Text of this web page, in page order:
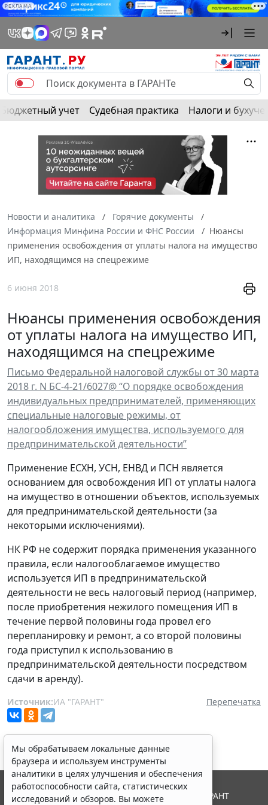
РЕКЛАМА
Бюджетный учет Судебная практика Налоги и
Новости и аналитика
Горячие документы
Информация Минфина России и ФНС России
Нюансы
применения освобождения от уплаты налога на имущество
ИП, находящимся на спецрежиме
6 июня 2018
Нюансы применения освобождения
от уплаты налога на имущество ИП,
находящимся на спецрежиме
Письмо Федеральной налоговой службы от 30 марта
2018 г. N БС-4-21/6027@ “О порядке освобождения
индивидуальных предпринимателей, применяющих
специальные налоговые режимы, от
налогообложения имущества, используемого для
предпринимательской деятельности”
Применение ЕСХН, УСН, ЕНВД и ПСН является
основанием для освобождения ИП от уплаты налога
на имущество в отношении объектов, используемых
для предпринимательской деятельности (за
некоторыми исключениями).
НК РФ не содержит порядка применения указанного
правила, если налогооблагаемое имущество
используется ИП в предпринимательской
деятельности не весь налоговый период (например,
после приобретения нежилого помещения ИП в
течение первой половины года провел его
перепланировку и ремонт, а со второй половины
года приступил к использованию в
предпринимательской деятельности посредством
сдачи в аренду).
Источник:ИА "ГАРАНТ" Перепечатка
Мы обрабатываем локальные данные
браузера и используем инструменты
аналитики в целях улучшения и обеспечения
работоспособности сайта, статистических
исследований и обзоров. Вы можете
© ООО "НПП "ГАРАНТ-СЕРВИС", 2026. Система ГАРАНТ